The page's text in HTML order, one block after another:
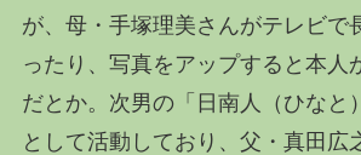
が、母・手塚理美さんがテレビで
ったり、写真をアップすると本人
だとか。次男の「日南人（ひなと
として活動しており、父・真田広